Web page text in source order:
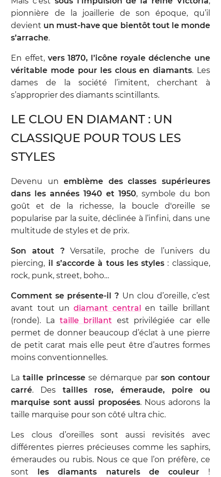
pionnière de la joaillerie de son époque, qu’il
devient un must-have que bientôt tout le monde
s’arrache.
En effet, vers 1870, l’icône royale déclenche une
véritable mode pour les clous en diamants. Les
dames de la société l’imitent, cherchant à
s’approprier des diamants scintillants.
LE CLOU EN DIAMANT : UN
CLASSIQUE POUR TOUS LES
STYLES
Devenu unemblème des classes supérieures
dans les années 1940 et 1950, symbole du bon
goût et de la richesse, la boucle d'oreille se
popularise par la suite, déclinée à l’infini, dans une
multitude de styles et de prix.
Son atout ?Versatile, proche de l’univers du
piercing, il s’accorde à tous les styles : classique,
rock, punk, street, boho…
Comment se présente-il ? Un clou d’oreille, c’est
avant tout undiamant central en taille brillant
(ronde). La taille brillant est privilégiée car elle
permet de donner beaucoup d’éclat à une pierre
de petit carat mais elle peut être d’autres formes
moins conventionnelles.
Lataille princesse se démarque par son contour
carré. Destailles rose, émeraude, poire ou
marquise sont aussi proposées. Nous adorons la
taille marquise pour son côté ultra chic.
Les clous d’oreilles sont aussi revisités avec
différentes pierres précieuses comme les saphirs,
émeraudes ou rubis. Nous ce que l’on préfère, ce
sont les diamants naturels de couleur!